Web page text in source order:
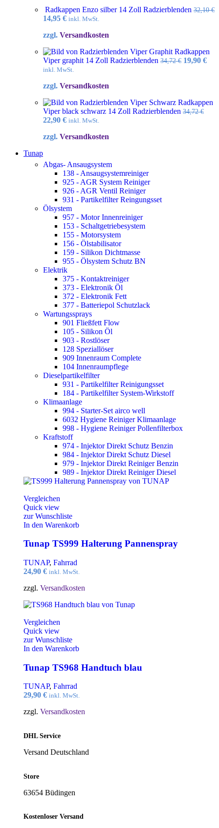
Radkappen Enzo silber 14 Zoll Radzierblenden 32,10€
Ursprünglicher
war:
14,95 €Aktueller
ist:
inkl. MwSt.
zzgl. Versandkosten
Radkappen
Viper graphit 14 Zoll Radzierblenden 34,72€ 19,90 €
inkl. MwSt.
zzgl. Versandkosten
Radkappen
Viper black schwarz 14 Zoll Radzierblenden 34,72€
Ursprünglicher
war:
22,90 €Aktueller
ist:
inkl. MwSt.
zzgl. Versandkosten
Tunap
Abgas- Ansaugsystem
138 - Ansaugsystemreiniger
925 - AGR System Reiniger
926 - AGR Ventil Reiniger
931 - Partikelfilter Reingungsset
Ölsystem
957 - Motor Innenreiniger
153 - Schaltgetriebesystem
155 - Motorsystem
156 - Ölstabilisator
159 - Silikon Dichtmasse
955 - Ölsystem Schutz BN
Elektrik
375 - Kontaktreiniger
373 - Elektronik Öl
372 - Elektronik Fett
377 - Batteriepol Schutzlack
Wartungssprays
901 Fließfett Flow
105 - Silikon Öl
903 - Rostlöser
128 Speziallöser
909 Innenraum Complete
104 Innenraumpflege
Dieselpartikelfilter
931 - Partikelfilter Reinigungsset
184 - Partikelfilter System-Wirkstoff
Klimaanlage
994 - Starter-Set airco well
6032 Hygiene Reiniger Klimaanlage
998 - Hygiene Reiniger Pollenfilterbox
Kraftstoff
974 - Injektor Direkt Schutz Benzin
984 - Injektor Direkt Schutz Diesel
979 - Injektor Direkt Reiniger Benzin
989 - Injektor Direkt Reiniger Diesel
Vergleichen
Quick view
zur Wunschliste
In den Warenkorb
Tunap TS999 Halterung Pannenspray
TUNAP, Fahrrad
24,90 € inkl. MwSt.
zzgl. Versandkosten
Vergleichen
Quick view
zur Wunschliste
In den Warenkorb
Tunap TS968 Handtuch blau
TUNAP, Fahrrad
29,90 € inkl. MwSt.
zzgl. Versandkosten
DHL Service
Versand Deutschland
Store
63654 Büdingen
Kostenloser Versand